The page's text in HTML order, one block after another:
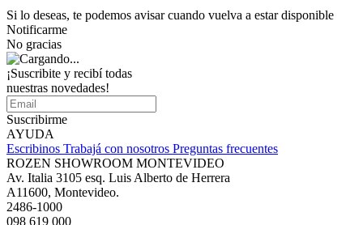
Si lo deseas, te podemos avisar cuando vuelva a estar disponible
Notificarme
No gracias
¡Suscribite y recibí todas
nuestras novedades!
Suscribirme
AYUDA
Escribinos Trabajá con nosotros Preguntas frecuentes
ROZEN SHOWROOM MONTEVIDEO
Av. Italia 3105 esq. Luis Alberto de Herrera
A11600, Montevideo.
2486-1000
098 619 000